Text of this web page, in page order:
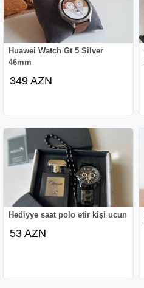
Huawei Watch Gt 5 Silver
46mm
349 AZN
Hediyye saat polo etir kişi ucun
53 AZN